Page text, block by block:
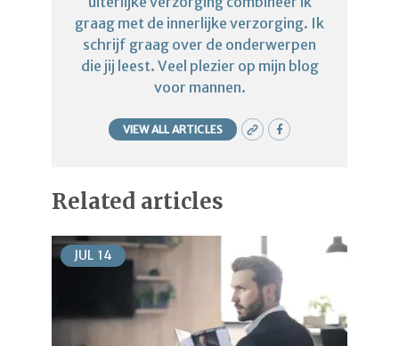
graag met de innerlijke verzorging. Ik
schrijf graag over de onderwerpen
die jij leest. Veel plezier op mijn blog
voor mannen.
VIEW ALL ARTICLES
Related articles
JUL 14